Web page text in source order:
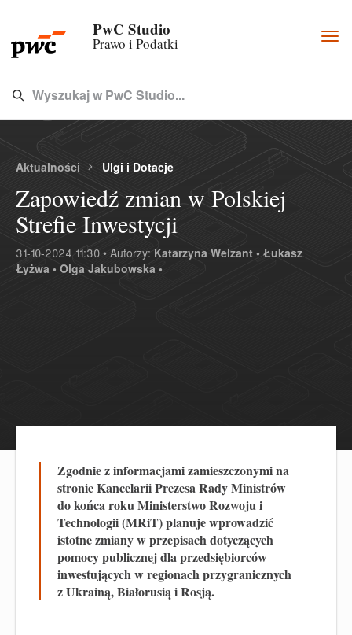
PwC Studio
Prawo i Podatki
Type 3 or more characters for results.
Wyszukaj w PwC Studio...
Aktualności Ulgi i Dotacje
Zapowiedź zmian w Polskiej
Strefie Inwestycji
31-10-2024 11:30 • Autorzy: Katarzyna Welzant • Łukasz
Łyżwa • Olga Jakubowska •
Zgodnie z informacjami zamieszczonymi na
stronie Kancelarii Prezesa Rady Ministrów
do końca roku Ministerstwo Rozwoju i
Technologii (MRiT) planuje wprowadzić
istotne zmiany w przepisach dotyczących
pomocy publicznej dla przedsiębiorców
inwestujących w regionach przygranicznych
z Ukrainą, Białorusią i Rosją.